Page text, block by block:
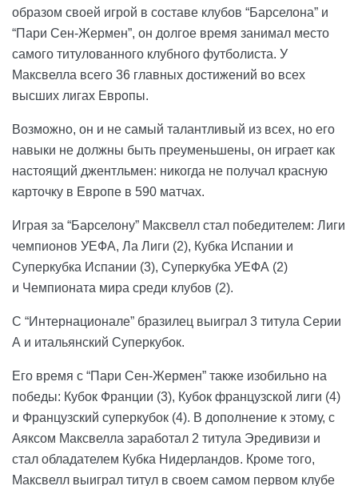
образом своей игрой в составе клубов “Барселона” и
“Пари Сен-Жермен”, он долгое время занимал место
самого титулованного клубного футболиста. У
Максвелла всего 36 главных достижений во всех
высших лигах Европы.
Возможно, он и не самый талантливый из всех, но его
навыки не должны быть преуменьшены, он играет как
настоящий джентльмен: никогда не получал красную
карточку в Европе в 590 матчах.
Играя за “Барселону” Максвелл стал победителем: Лиги
чемпионов УЕФА, Ла Лиги (2), Кубка Испании и
Суперкубка Испании (3), Суперкубка УЕФА (2)
и Чемпионата мира среди клубов (2).
С “Интернационале” бразилец выиграл 3 титула Cерии
А и итальянский Суперкубок.
Его время с “Пари Сен-Жермен” также изобильно на
победы: Кубок Франции (3), Кубок французской лиги (4)
и Французский суперкубок (4). В дополнение к этому, с
Аяксом Максвелла заработал 2 титула Эредивизи и
стал обладателем Кубка Нидерландов. Кроме того,
Максвелл выиграл титул в своем самом первом клубе